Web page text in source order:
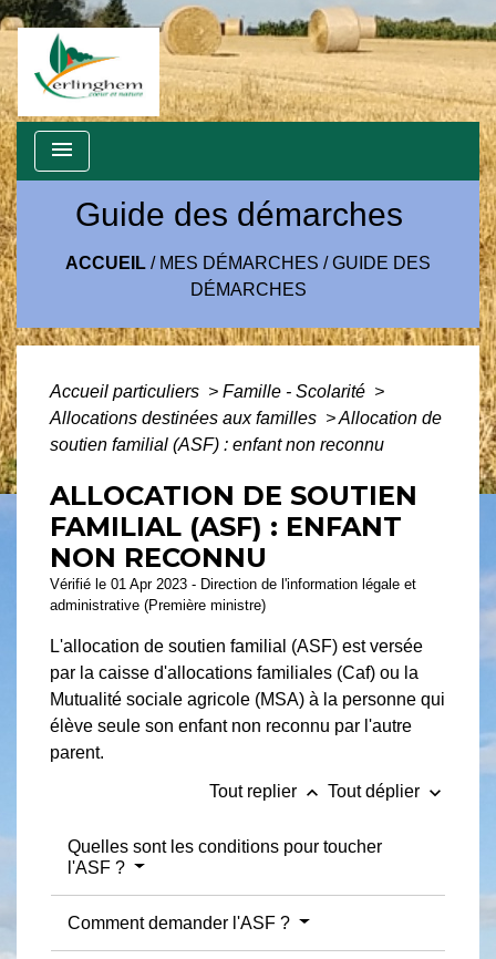
menu
Guide des démarches
ACCUEIL / MES DÉMARCHES /GUIDE DES
DÉMARCHES
Accueil particuliers > Famille - Scolarité >
Allocations destinées aux familles >Allocation de
soutien familial (ASF) : enfant non reconnu
ALLOCATION DE SOUTIEN
FAMILIAL (ASF) : ENFANT
NON RECONNU
Vérifié le 01 Apr 2023 - Direction de l'information légale et
administrative (Première ministre)
L'allocation de soutien familial (ASF) est versée
par la caisse d'allocations familiales (Caf) ou la
Mutualité sociale agricole (MSA) à la personne qui
élève seule son enfant non reconnu par l'autre
parent.
Tout replier keyboard_arrow_up Tout déplier keyboard_arrow_down
Quelles sont les conditions pour toucher
l'ASF ?
Comment demander l'ASF ?